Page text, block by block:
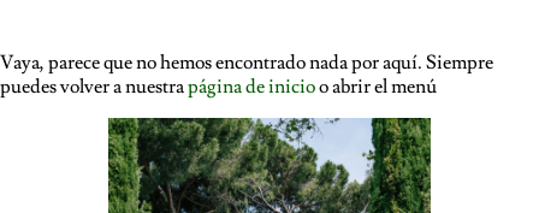
Vaya, parece que no hemos encontrado nada por aquí. Siempre
puedes volver a nuestrapágina de inicioo abrir el menú